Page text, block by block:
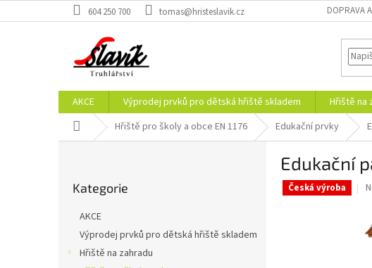
na
604 250 700 tomas@hristeslavik.cz DOPRAVA
AKCE Výprodej prvků pro dětská hřiště skladem Hřiště na
Domů Hřiště pro školy a obce EN 1176 Edukační prvky
kategorie
Kategorie
AKCE
Výprodej prvků pro dětská hřiště skladem
Hřiště na zahradu
Edukační
Česká výroba
je